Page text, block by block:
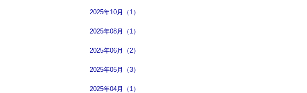
2025年10月（1）
2025年08月（1）
2025年06月（2）
2025年05月（3）
2025年04月（1）